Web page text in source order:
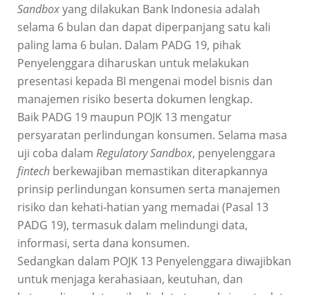
Sandboxyang dilakukan Bank Indonesia adalah
selama 6 bulan dan dapat diperpanjang satu kali
paling lama 6 bulan. Dalam PADG 19, pihak
Penyelenggara diharuskan untuk melakukan
presentasi kepada BI mengenai model bisnis dan
manajemen risiko beserta dokumen lengkap.
Baik PADG 19 maupun POJK 13 mengatur
persyaratan perlindungan konsumen. Selama masa
uji coba dalam Regulatory Sandbox, penyelenggara
fintech berkewajiban memastikan diterapkannya
prinsip perlindungan konsumen serta manajemen
risiko dan kehati-hatian yang memadai (Pasal 13
PADG 19), termasuk dalam melindungi data,
informasi, serta dana konsumen.
Sedangkan dalam POJK 13 Penyelenggara diwajibkan
untuk menjaga kerahasiaan, keutuhan, dan